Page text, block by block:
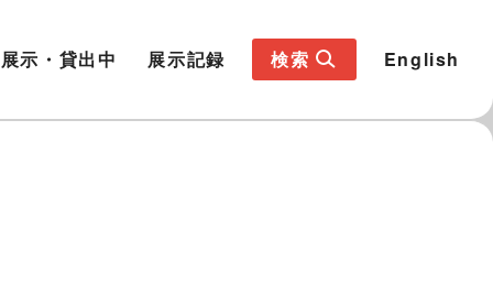
展示・貸出中 展示記録 検索 English